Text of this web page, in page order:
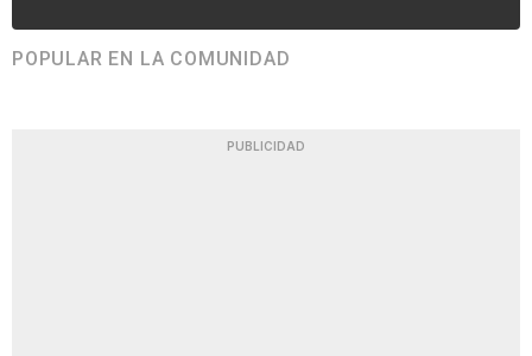
POPULAR EN LA COMUNIDAD
PUBLICIDAD